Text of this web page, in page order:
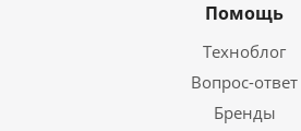
Помощь
Техноблог
Вопрос-ответ
Бренды